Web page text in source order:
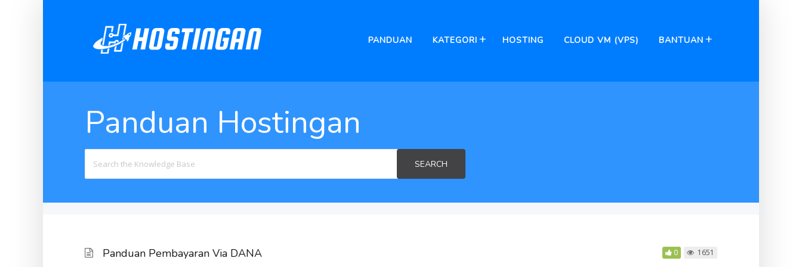
PANDUAN KATEGORI HOSTING CLOUD VM (VPS) BANTUAN
Panduan Hostingan
For
SEARCH
Panduan Pembayaran Via DANA 0 1651